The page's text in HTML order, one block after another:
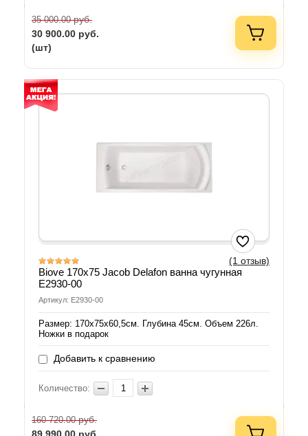
35 000.00руб.
30 900.00 руб.
(шт)
(1 отзыв)
Biove 170x75 Jacob Delafon ванна чугунная
E2930-00
Артикул: E2930-00
Размер: 170х75х60,5см. Глубина 45см. Объем 226л.
Ножки в подарок
Добавить к сравнению
Количество:
160 720.00руб.